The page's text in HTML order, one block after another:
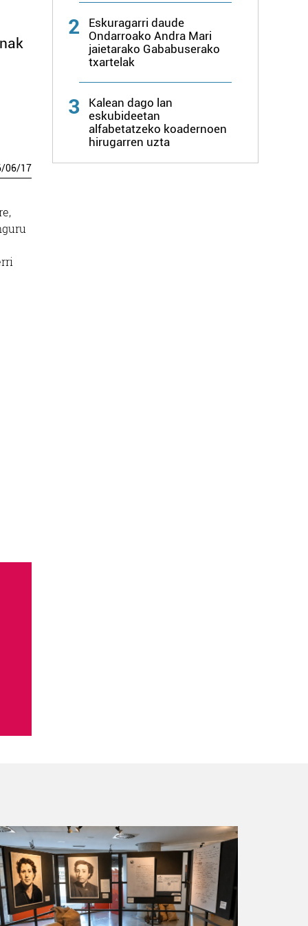
/06/17
2
Eskuragarri daude
Ondarroako Andra Mari
jaietarako Gababuserako
txartelak
3
Kalean dago lan
eskubideetan
alfabetatzeko koadernoen
hirugarren uzta